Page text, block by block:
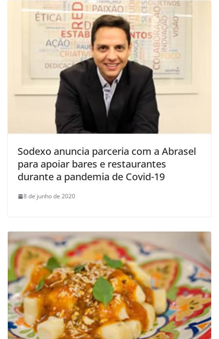
Sodexo anuncia parceria com a Abrasel
para apoiar bares e restaurantes
durante a pandemia de Covid-19
8 de junho de 2020